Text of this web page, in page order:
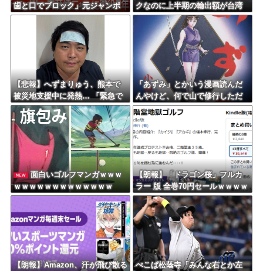
海外「おめでとうタキ！」リヴァプール南野がバースデーゴール！！
Powered by livedoor 相互RSS
歯と口でブロック」元ジャンポ
ケ斉藤の不同意性交公判
クなのに上半期の輸出額が台湾
と韓国に抜かれる・・・
【悲報】へずまりゅう、熊本で
被災地支援中に発熱… 「緊急で
病院に向かい点滴を打ったら楽
に」 回復を報告
「あずみ」とかいう漫画読んだ
んやけど、何で山で修行しただ
けの子供達があんなに強いんや
NEW
面白いゴルフマンガｗｗｗ
ｗｗｗｗｗｗｗｗｗｗｗｗｗ
【朗報】「ドラゴン桜」フルカ
ラー 版 全巻70円セールｗｗｗｗ
ｗｗｗｗ スポーツ漫画50％ポ
イント還元セール
【朗報】Amazon、汗が飛び散る
ぺこぱ松蔭寺「みんな右とか左